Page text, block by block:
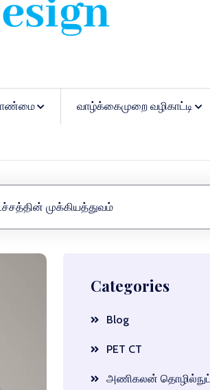
வாழ்க்கைமுறை வழிகாட்டி
முக்கியத்துவம்
Categories
Blog
PET CT
அணிகலன்